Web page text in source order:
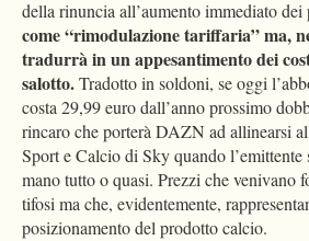
della rinuncia all’aumento immediato dei
come “rimodulazione tariffaria” ma,
tradurrà in un appesantimento dei
salotto.Tradotto in soldoni, se oggi
costa 29,99 euro dall’anno prossimo
rincaro che porterà DAZN ad allinearsi
Sport e Calcio di Sky quando l’emittente
mano tutto o quasi. Prezzi che venivano
tifosi ma che, evidentemente,
posizionamento del prodotto calcio.